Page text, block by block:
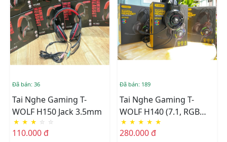
Đã bán: 36
Tai Nghe Gaming T-
WOLF H150 Jack 3.5mm
★ ★ ★ ☆ ☆
110.000 đ
Đã bán: 189
Tai Nghe Gaming T-
WOLF H140 (7.1, RGB
LED, USB)
★ ★ ★ ★ ★
280.000 đ